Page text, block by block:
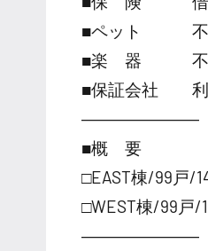
■ペット 不
■楽 器 不
■保証会社 利
―――――――
■概 要
□EAST棟/99戸/
□WEST棟/99戸/
―――――――